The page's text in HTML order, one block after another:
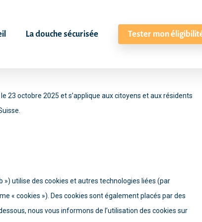
La douche sécurisée Tester mon
23 octobre 2025 et s’applique aux citoyens et aux résidents
») utilise des cookies et autres technologies liées (par
« cookies »). Des cookies sont également placés par des
nous vous informons de l’utilisation des cookies sur